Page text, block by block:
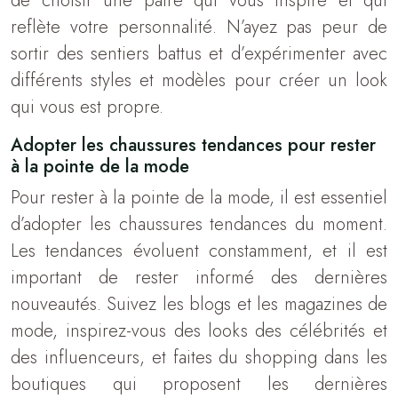
reflète votre personnalité. N’ayez pas peur de
sortir des sentiers battus et d’expérimenter avec
différents styles et modèles pour créer un look
qui vous est propre.
Adopter les chaussures tendances pour rester
à la pointe de la mode
Pour rester à la pointe de la mode, il est essentiel
d’adopter les chaussures tendances du moment.
Les tendances évoluent constamment, et il est
important de rester informé des dernières
nouveautés. Suivez les blogs et les magazines de
mode, inspirez-vous des looks des célébrités et
des influenceurs, et faites du shopping dans les
boutiques qui proposent les dernières